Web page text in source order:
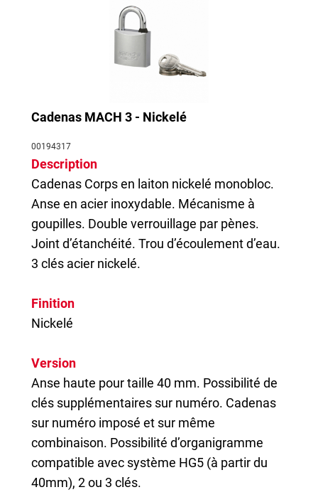
Cadenas MACH 3 - Nickelé
00194317
Description
Cadenas Corps en laiton nickelé monobloc.
Anse en acier inoxydable. Mécanisme à
goupilles. Double verrouillage par pènes.
Joint d’étanchéité. Trou d’écoulement d’eau.
3 clés acier nickelé.
Finition
Nickelé
Version
Anse haute pour taille 40 mm. Possibilité de
clés supplémentaires sur numéro. Cadenas
sur numéro imposé et sur même
combinaison. Possibilité d’organigramme
compatible avec système HG5 (à partir du
40mm), 2 ou 3 clés.